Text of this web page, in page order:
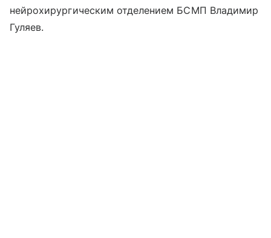
нейрохирургическим отделением БСМП Владимир
Гуляев.